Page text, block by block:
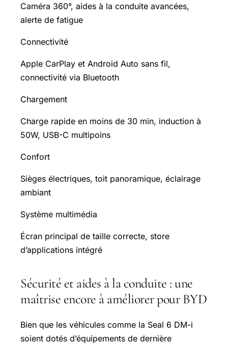
Caméra 360°, aides à la conduite avancées,
alerte de fatigue
Connectivité
Apple CarPlay et Android Auto sans fil,
connectivité via Bluetooth
Chargement
Charge rapide en moins de 30 min, induction à
50W, USB-C multipoins
Confort
Sièges électriques, toit panoramique, éclairage
ambiant
Système multimédia
Écran principal de taille correcte, store
d’applications intégré
Sécurité et aides à la conduite : une
maîtrise encore à améliorer pour BYD
Bien que les véhicules comme la Seal 6 DM-i
soient dotés d’équipements de dernière